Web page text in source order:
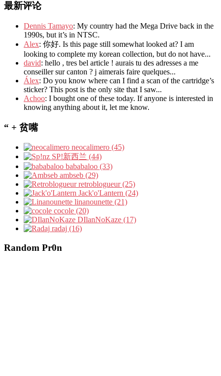
最新评论
Dennis Tamayo: My country had the Mega Drive back in the
1990s, but it’s in NTSC.
Alex: 你好. Is this page still somewhat looked at? I am
looking to complete my korean collection, but do not have...
david: hello , tres bel article ! aurais tu des adresses a me
conseiller sur canton ? j aimerais faire quelques...
Álex: Do you know where can I find a scan of the cartridge’s
sticker? This post is the only site that I saw...
Achoo: I bought one of these today. If anyone is interested in
knowing anything about it, let me know.
“ + 贫嘴
neocalimero (45)
SP!新西兰 (44)
bababaloo (33)
ambseb (29)
retroblogueur (25)
Jack'o'Lantern (24)
linanounette (21)
cocole (20)
DIlanNoKaze (17)
radaj (16)
Random Pr0n